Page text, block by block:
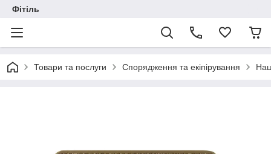
Фітіль
Товари та послуги Спорядження та екіпірування